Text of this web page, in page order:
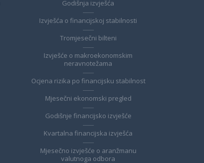
Godišnja izvješća
Izvješća o financijskoj stabilnosti
Tromjesečni bilteni
Izvješće o makroekonomskim
neravnotežama
Ocjena rizika po financijsku stabilnost
Mjesečni ekonomski pregled
Godišnje financijsko izvješće
Kvartalna financijska izvješća
Mjesečno izvješće o aranžmanu
valutnoga odbora